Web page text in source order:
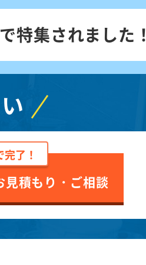
特集されました！
完了！
見積もり・ご相談